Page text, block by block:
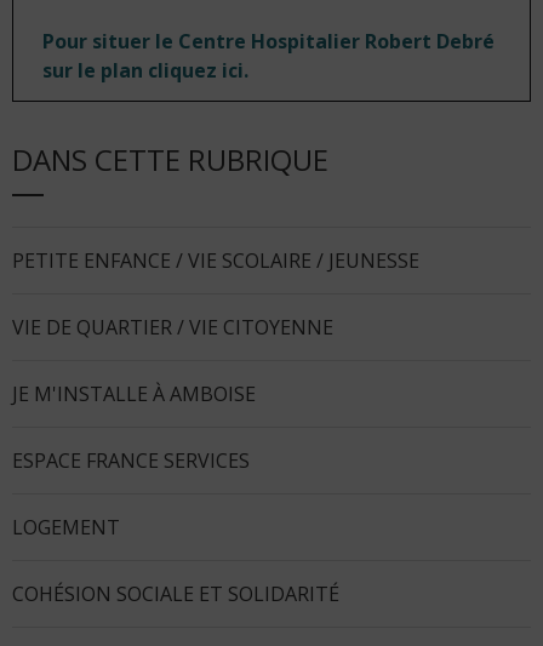
Pour situer le Centre Hospitalier Robert Debré
sur le plan cliquez ici.
DANS CETTE RUBRIQUE
PETITE ENFANCE / VIE SCOLAIRE / JEUNESSE
VIE DE QUARTIER / VIE CITOYENNE
JE M'INSTALLE À AMBOISE
ESPACE FRANCE SERVICES
LOGEMENT
COHÉSION SOCIALE ET SOLIDARITÉ